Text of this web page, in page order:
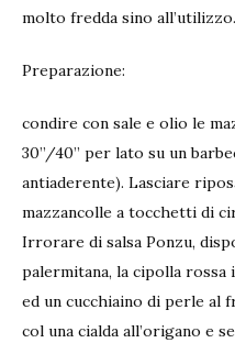
molto fredda sino all’utilizzo.
Preparazione:
condire con sale e olio le
30’’/40’’ per lato su un
antiaderente). Lasciare
mazzancolle a tocchetti di
Irrorare di salsa Ponzu,
palermitana, la cipolla
ed un cucchiaino di perle al
col una cialda all’origano e